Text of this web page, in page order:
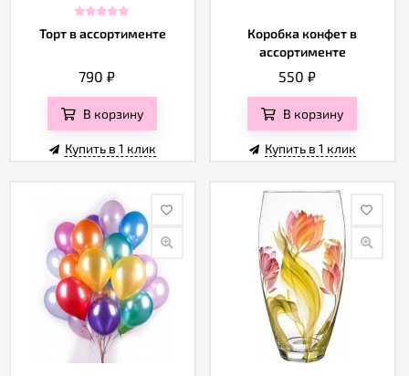
Торт в ассортименте
790₽
В корзину
Купить в 1 клик
Коробка конфет в
ассортименте
550 ₽
В корзину
Купить в 1 клик